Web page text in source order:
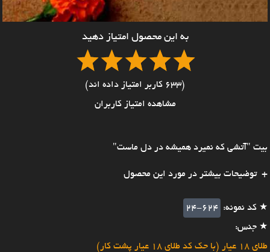
به این محصول امتیاز دهید
(633 کاربر امتیاز داده اند)
مشاهده امتیاز کاربران
بیت "آتشی که نمیرد همیشه در دل ماست"
توضیحات بیشتر در مورد این محصول
★ کد نمونه: 24-624
★ جنس:
طلای 18 عیار (با حک کد طلای 18 عیار پشت کار)